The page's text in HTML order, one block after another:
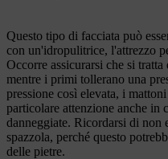
Questo tipo di facciata può
con un'idropulitrice, l'attrezzo
Occorre assicurarsi che si
mentre i primi tollerano una
pressione così elevata, i
particolare attenzione anche in
danneggiate. Ricordarsi di
spazzola, perché questo
delle pietre.